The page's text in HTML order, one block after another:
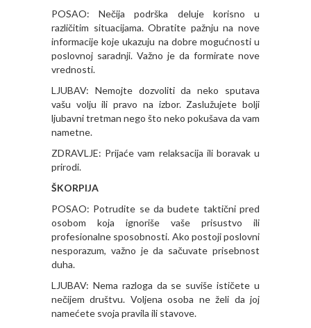
POSAO: Nečija podrška deluje korisno u
različitim situacijama. Obratite pažnju na nove
informacije koje ukazuju na dobre mogućnosti u
poslovnoj saradnji. Važno je da formirate nove
vrednosti.
LJUBAV: Nemojte dozvoliti da neko sputava
vašu volju ili pravo na izbor. Zaslužujete bolji
ljubavni tretman nego što neko pokušava da vam
nametne.
ZDRAVLJE: Prijaće vam relaksacija ili boravak u
prirodi.
ŠKORPIJA
POSAO: Potrudite se da budete taktični pred
osobom koja ignoriše vaše prisustvo ili
profesionalne sposobnosti. Ako postoji poslovni
nesporazum, važno je da sačuvate prisebnost
duha.
LJUBAV: Nema razloga da se suviše ističete u
nečijem društvu. Voljena osoba ne želi da joj
namećete svoja pravila ili stavove.